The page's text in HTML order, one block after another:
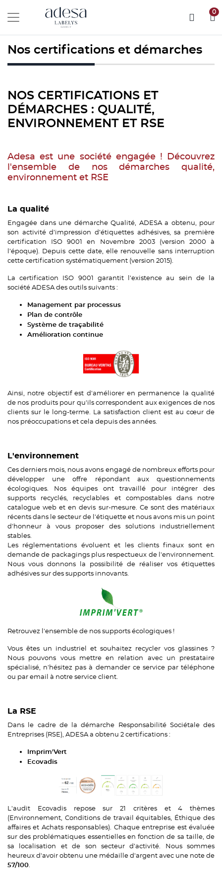
0
Nos certifications et démarches
NOS CERTIFICATIONS ET
DÉMARCHES : QUALITÉ,
ENVIRONNEMENT ET RSE
Adesa est une société engagée ! Découvrez
l'ensemble de nos démarches qualité,
environnement et RSE
La qualité
Engagée dans une démarche Qualité, ADESA a obtenu, pour
son activité d’impression d’étiquettes adhésives, sa première
certification ISO 9001 en Novembre 2003 (version 2000 à
l’époque). Depuis cette date, elle renouvelle sans interruption
cette certification systématiquement (version 2015).
La certification ISO 9001 garantit l’existence au sein de la
société ADESA des outils suivants :
Management par processus
Plan de contrôle
Système de traçabilité
Amélioration continue
Ainsi, notre objectif est d'améliorer en permanence la qualité
de nos produits pour qu'ils correspondent aux exigences de nos
clients sur le long-terme. La satisfaction client est au cœur de
nos préoccupations et cela depuis des années.
L'environnement
Ces derniers mois, nous avons engagé de nombreux efforts pour
développer une offre répondant aux questionnements
écologiques. Nos équipes ont travaillé pour intégrer des
supports recyclés, recyclables et compostables dans notre
catalogue web et en devis sur-mesure. Ce sont des matériaux
récents dans le secteur de l'étiquette et nous avons mis un point
d'honneur à vous proposer des solutions industriellement
stables.
Les réglementations évoluent et les clients finaux sont en
demande de packagings plus respectueux de l'environnement.
Nous vous donnons la possibilité de réaliser vos étiquettes
adhésives sur des supports innovants.
Retrouvez l'ensemble de nos supports écologiques !
Vous êtes un industriel et souhaitez recycler vos glassines ?
Nous pouvons vous mettre en relation avec un prestataire
spécialisé, n'hésitez pas à demander ce service par téléphone
ou par email à notre service client.
La RSE
Dans le cadre de la démarche Responsabilité Sociétale des
Entreprises (RSE), ADESA a obtenu 2 certifications :
Imprim'Vert
Ecovadis
L'audit Ecovadis repose sur 21 critères et 4 thèmes
(Environnement, Conditions de travail équitables, Éthique des
affaires et Achats responsables). Chaque entreprise est évaluée
sur des problématiques essentielles en fonction de sa taille, de
sa localisation et de son secteur d’activité. Nous sommes
heureux d'avoir obtenu une médaille d'argent avec une note de
57/100